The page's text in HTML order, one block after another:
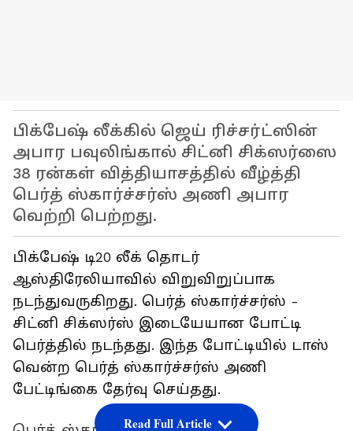
பிக்பேஷ் லீக்கில் ஜெய் ரிச்சர்ட்ஸின்
அபார பவுலிங்கால் சிட்னி சிக்ஸர்ஸை
38 ரன்கள் வித்தியாசத்தில் வீழ்த்தி
பெர்த் ஸ்கார்ச்சர்ஸ் அணி அபார
வெற்றி பெற்றது.
பிக்பேஷ் டி20 லீக் தொடர்
ஆஸ்திரேலியாவில் விறுவிறுப்பாக
நடந்துவருகிறது. பெர்த் ஸ்கார்ச்சர்ஸ் -
சிட்னி சிக்ஸர்ஸ் இடையேயான போட்டி
பெர்த்தில் நடந்தது. இந்த போட்டியில் டாஸ்
வென்ற பெர்த் ஸ்கார்ச்சர்ஸ் அணி
பேட்டிங்கை தேர்வு செய்தது.
Read Full Article